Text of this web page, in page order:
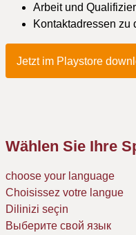
Arbeit und
Kontaktadressen zu
Jetzt im Playstore
Wählen Sie Ihre
choose your language
Choisissez votre langue
Dilinizi seçin
Выберите свой язык